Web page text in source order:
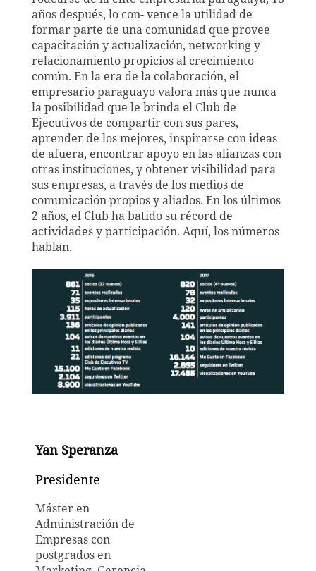
años después, lo con- vence la utilidad de
formar parte de una comunidad que provee
capacitación y actualización, networking y
relacionamiento propicios al crecimiento
común. En la era de la colaboración, el
empresario paraguayo valora más que nunca
la posibilidad que le brinda el Club de
Ejecutivos de compartir con sus pares,
aprender de los mejores, inspirarse con ideas
de afuera, encontrar apoyo en las alianzas con
otras instituciones, y obtener visibilidad para
sus empresas, a través de los medios de
comunicación propiosy aliados. En los últimos
2 años, el Club ha batido su récord de
actividades y participación. Aquí, los números
hablan.
Yan Speranza
Presidente
Máster en
Administración de
Empresas con
postgrados en